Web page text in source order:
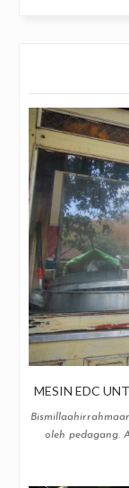
MESIN EDC
oleh pedagang.